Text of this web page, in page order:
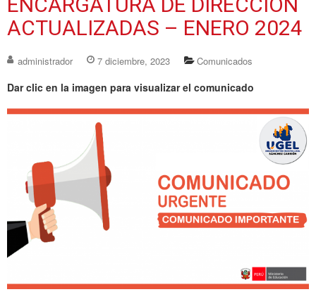
ACTUALIZADAS – ENERO 2024
administrador 7 diciembre, 2023 Comunicados
Dar clic en la imagen para visualizar el comunicado